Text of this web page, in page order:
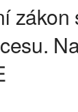
zákon